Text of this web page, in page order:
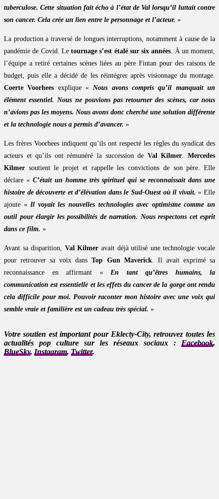
tuberculose. Cette situation fait écho à l’état de Val lorsqu’il luttait contre
son cancer. Cela crée un lien entre le personnage et l’acteur. »
La production a traversé de longues interruptions, notamment à cause de la
pandémie de Covid. Le tournage s’est étalé sur six années. À un moment,
l’équipe a retiré certaines scènes liées au père Fintan pour des raisons de
budget, puis elle a décidé de les réintégrer après visionnage du montage.
Coerte Voorhees explique «Nous avons compris qu’il manquait un
élément essentiel. Nous ne pouvions pas retourner des scènes, car nous
n’avions pas les moyens. Nous avons donc cherché une solution différente
et la technologie nous a permis d’avancer. »
Les frères Voorhees indiquent qu’ils ont respecté les règles du syndicat des
acteurs et qu’ils ont rémunéré la succession de Val Kilmer.Mercedes
Kilmer soutient le projet et rappelle les convictions de son père. Elle
déclare « C’était un homme très spirituel qui se reconnaissait dans une
histoire de découverte et d’élévation dans le Sud-Ouest où il vivait. » Elle
ajoute «Il voyait les nouvelles technologies avec optimisme comme un
outil pour élargir les possibilités de narration. Nous respectons cet esprit
dans ce film. »
Avant sa disparition, Val Kilmer avait déjà utilisé une technologie vocale
pour retrouver sa voix dansTop Gun Maverick. Il avait exprimé sa
reconnaissance en affirmant « En tant qu’êtres humains, la
communication est essentielle et les effets du cancer de la gorge ont rendu
cela difficile pour moi. Pouvoir raconter mon histoire avec une voix qui
semble vraie et familière est un cadeau très spécial. »
Votre soutien est important pour Eklecty-City, retrouvez toutes les
actualités pop culture sur les réseaux sociaux : Facebook,
BlueSky, Instagram, Twitter.